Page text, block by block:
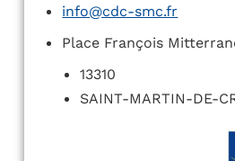
info@cdc-smc.fr
Place François
13310
SAINT-MARTIN-DE-